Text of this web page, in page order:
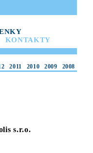
KONTAKTY
2011 2010 2009 2008
s.r.o.